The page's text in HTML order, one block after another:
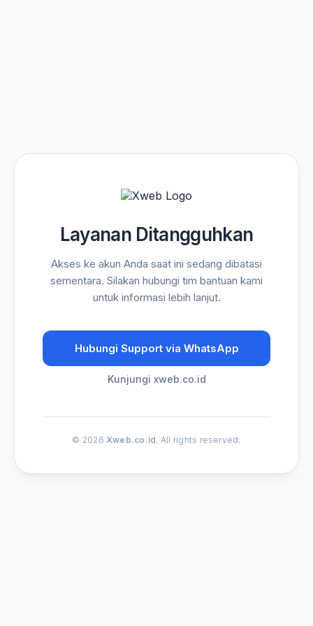
Layanan Ditangguhkan
Akses ke akun Anda saat ini sedang dibatasi
sementara. Silakan hubungi tim bantuan kami
untuk informasi lebih lanjut.
Hubungi Support via WhatsApp
Kunjungi xweb.co.id
© 2026 Xweb.co.id. All rights reserved.